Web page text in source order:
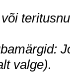
valge).